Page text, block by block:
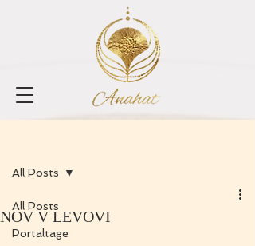
All Posts
Portaltage
All Posts
NOV V LEVOVI